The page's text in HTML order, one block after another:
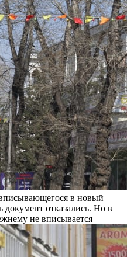
в новый
документ отказались. Но в
не вписывается